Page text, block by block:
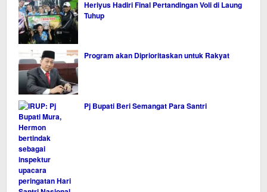
Heriyus Hadiri Final Pertandingan Voli di Laung
Tuhup
Program akan Diprioritaskan untuk Rakyat
Pj Bupati Beri Semangat Para Santri